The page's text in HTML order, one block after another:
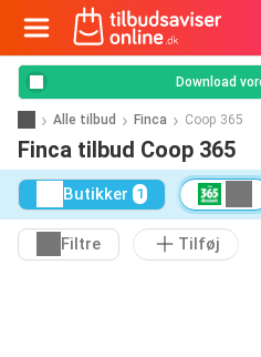
Download
Alle tilbud Finca Coop 365
Finca tilbud Coop 365
Butikker 1
Filtre Tilføj